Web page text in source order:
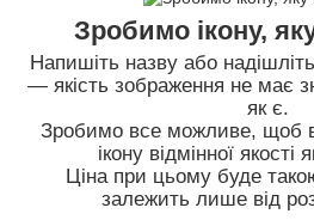
Зробимо ікону,
Напишіть назву або
— якість зображення не має
як є.
Зробимо все можливе, щоб
ікону відмінної
Ціна при цьому буде
залежить лише від